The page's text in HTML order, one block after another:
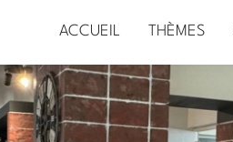
ACCUEIL THÈMES